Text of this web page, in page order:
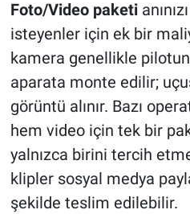
Foto/Video paketi
isteyenler için ek bir
kamera genellikle
aparata monte edilir;
görüntü alınır. Bazı
hem video için tek bir
yalnızca birini tercih
klipler sosyal medya
şekilde teslim edilebilir.